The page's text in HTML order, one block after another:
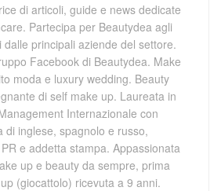
di articoli, guide e news dedicate
Partecipa per Beautydea agli
principali aziende del settore.
Facebook di Beautydea. Make
moda e luxury wedding. Beauty
di self make up. Laureata in
Internazionale con
di inglese, spagnolo e russo,
e addetta stampa. Appassionata
up e beauty da sempre, prima
(giocattolo) ricevuta a 9 anni.